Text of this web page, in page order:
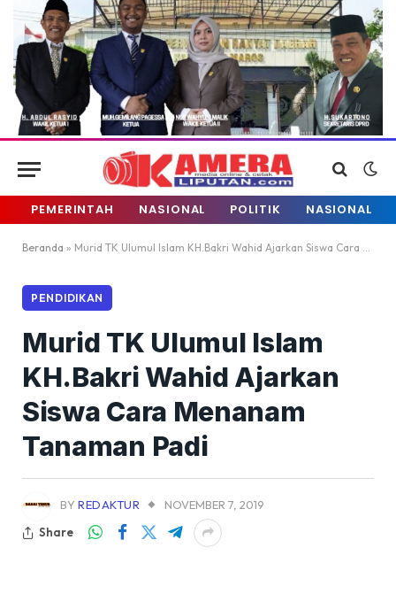
PEMERINTAH NASIONAL POLITIK NASIONAL
Beranda » Murid TK Ulumul Islam KH.Bakri Wahid Ajarkan Siswa Cara Menanam Tanaman Padi
PENDIDIKAN
Murid TK Ulumul Islam
KH.Bakri Wahid Ajarkan
Siswa Cara Menanam
Tanaman Padi
BY REDAKTUR
NOVEMBER 7, 2019
Share